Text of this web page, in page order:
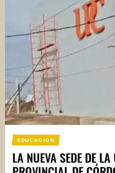
EDUCACIÓN
LA NUEVA SEDE DE